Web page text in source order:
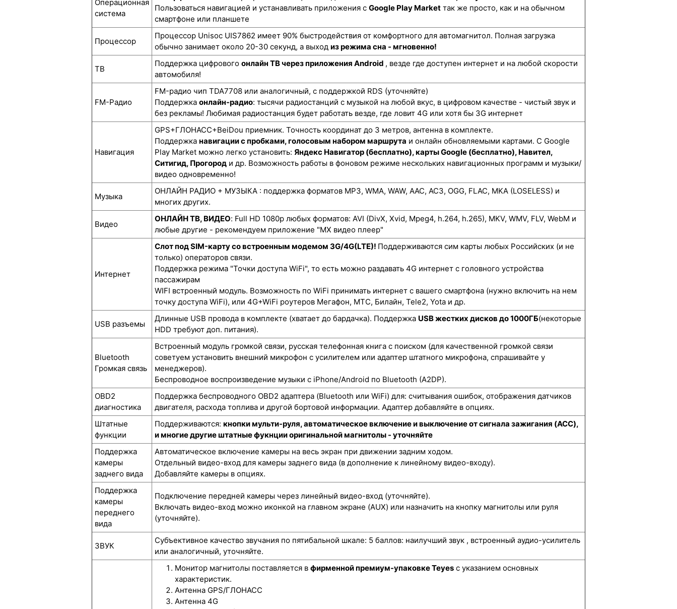
Операционная
система
Пользоваться навигацией и устанавливать приложения с Google Play Market так же просто, как и на обычном
смартфоне или планшете
Процессор
Процессор Unisoc UIS7862 имеет 90% быстродействия от комфортного для автомагнитол. Полная загрузка
обычно занимает около 20-30 секунд, а выход из режима сна - мгновенно!
ТВ
Поддержка цифрового онлайн ТВ через приложения Android , везде где доступен интернет и на любой скорости
автомобиля!
FM-Радио
FM-радио чип TDA7708 или аналогичный, с поддержкой RDS (уточняйте)
Поддержка онлайн-радио: тысячи радиостанций с музыкой на любой вкус, в цифровом качестве - чистый звук и
без рекламы! Любимая радиостанция будет работать везде, где ловит 4G или хотя бы 3G интернет
Навигация
GPS+ГЛОНАСС+BeiDou приемник. Точность координат до 3 метров, антенна в комплекте.
Поддержка навигации с пробками, голосовым набором маршрута и онлайн обновляемыми картами. С Google
Play Market можно легко установить: Яндекс Навигатор (бесплатно), карты Google (бесплатно), Навител,
Ситигид, Прогород и др. Возможность работы в фоновом режиме нескольких навигационных программ и музыки/
видео одновременно!
Музыка
ОНЛАЙН РАДИО + МУЗЫКА : поддержка форматов MP3, WMA, WAW, AAC, AC3, OGG, FLAC, MKA (LOSELESS) и
многих других.
Видео
ОНЛАЙН ТВ, ВИДЕО: Full HD 1080p любых форматов: AVI (DivX, Xvid, Mpeg4, h.264, h.265), MKV, WMV, FLV, WebM и
любые другие - рекомендуем приложение "MX видео плеер"
Интернет
Слот под SIM-карту со встроенным модемом 3G/4G(LTE)! Поддерживаются сим карты любых Российских (и не
только) операторов связи.
Поддержка режима "Точки доступа WiFi", то есть можно раздавать 4G интернет с головного устройства
пассажирам
WIFI встроенный модуль. Возможность по WiFi принимать интернет с вашего смартфона (нужно включить на нем
точку доступа WiFi), или 4G+WiFi роутеров Мегафон, МТС, Билайн, Tele2, Yota и др.
USB разъемы
Длинные USB провода в комплекте (хватает до бардачка). Поддержка USB жестких дисков до 1000ГБ(некоторые
HDD требуют доп. питания).
Bluetooth
Громкая связь
Встроенный модуль громкой связи, русская телефонная книга с поиском (для качественной громкой связи
советуем установить внешний микрофон с усилителем или адаптер штатного микрофона, спрашивайте у
менеджеров).
Беспроводное воспроизведение музыки с iPhone/Android по Bluetooth (A2DP).
OBD2
диагностика
Поддержка беспроводного OBD2 адаптера (Bluetooth или WiFi) для: считывания ошибок, отображения датчиков
двигателя, расхода топлива и другой бортовой информации. Адаптер добавляйте в опциях.
Штатные
функции
Поддерживаются: кнопки мульти-руля, автоматическое включение и выключение от сигнала зажигания (ACC),
и многие другие штатные фукнции оригинальной магнитолы - уточняйте
Поддержка
камеры
заднего вида
Автоматическое включение камеры на весь экран при движении задним ходом.
Отдельный видео-вход для камеры заднего вида (в дополнение к линейному видео-входу).
Добавляйте камеры в опциях.
Поддержка
камеры
переднего
вида
Подключение передней камеры через линейный видео-вход (уточняйте).
Включать видео-вход можно иконкой на главном экране (AUX) или назначить на кнопку магнитолы или руля
(уточняйте).
ЗВУК
Субъективное качество звучания по пятибальной шкале: 5 баллов: наилучший звук , встроенный аудио-усилитель
или аналогичный, уточняйте.
Монитор магнитолы поставляется в фирменной премиум-упаковке Teyes с указанием основных
характеристик.
Антенна GPS/ГЛОНАСС
Антенна 4G